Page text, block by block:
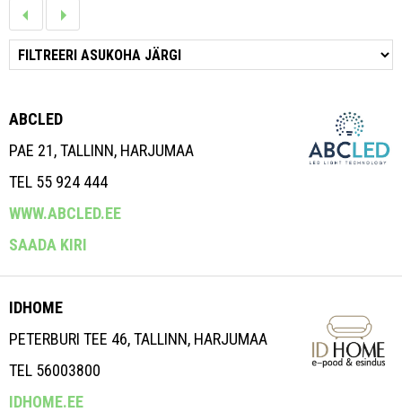
ABCLED
PAE 21, TALLINN, HARJUMAA
TEL 55 924 444
WWW.ABCLED.EE
SAADA KIRI
IDHOME
PETERBURI TEE 46, TALLINN, HARJUMAA
TEL 56003800
IDHOME.EE